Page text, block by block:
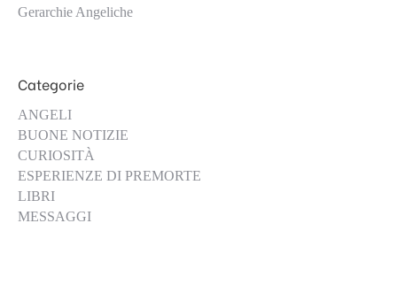
Gerarchie Angeliche
Categorie
ANGELI
BUONE NOTIZIE
CURIOSITÀ
ESPERIENZE DI PREMORTE
LIBRI
MESSAGGI